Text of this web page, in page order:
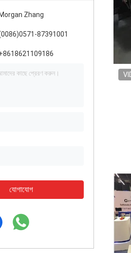
Morgan Zhang
87391001
যোগাযোগ